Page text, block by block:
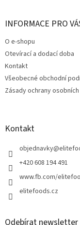
INFORMACE PRO
O e-shopu
Otevírací a dodací doba
Kontakt
Všeobecné obchodní
Zásady ochrany
Kontakt
objednavky@
+420 608 194 491
www.fb.com/
elitefoods.cz
Odebírat newsletter